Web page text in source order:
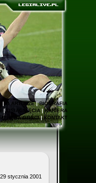
| O ARTURZE|BIOGRAFIA
| OSIĄGNIĘCIA|KARIERA
KSIĘGA GOŚCI| KONTAKT
stycznia 2001